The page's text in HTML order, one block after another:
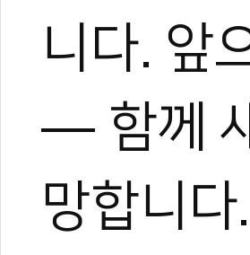
니다. 앞
— 함께
망합니다.